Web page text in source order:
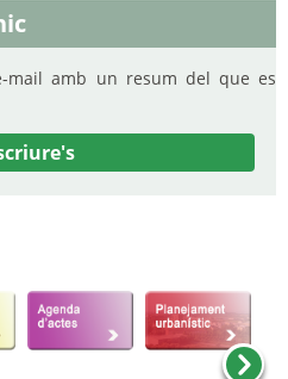
mail amb un resum del que es